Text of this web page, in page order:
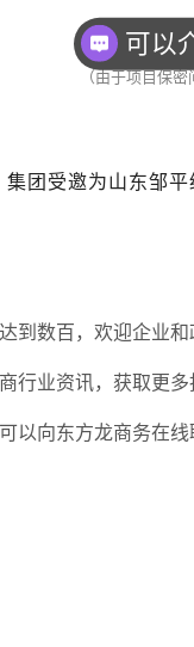
（由于项目保
集团受邀为山东邹
到数百，欢迎企业
行业资讯，获取更
以向东方龙商务在